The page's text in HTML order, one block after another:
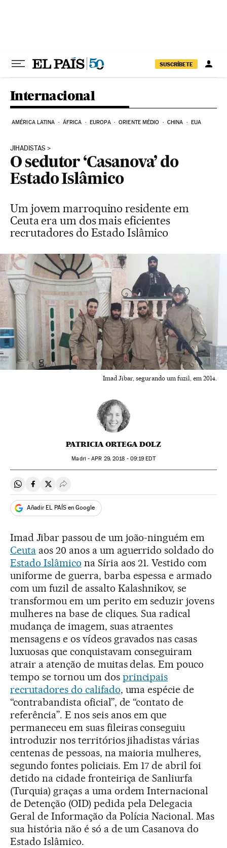
SUSCRÍBETE
Internacional
AMÉRICA LATINA ÁFRICA EUROPA ORIENTE MÉDIO CHINA EUA
JIHADISTAS
O sedutor ‘Casanova’ do
Estado Islâmico
Um jovem marroquino residente em
Ceuta era um dos mais eficientes
recrutadores do Estado Islâmico
Imad Jibar, segurando um fuzil, em 2014.
PATRICIA ORTEGA DOLZ
Madri -APR 29, 2018 - 09:19 EDT
Compartir en Whatsapp
Compartir en Facebook
Compartir en Twitter
Desplegar Redes Sociales
Añadir EL PAÍS en Google
Imad Jibar passou de um joão-ninguém em
Ceutaaos 20 anos a um aguerrido soldado do
Estado Islâmico na Síria aos 21. Vestido com
uniforme de guerra, barba espessa e armado
com um fuzil de assalto Kalashnikov, se
transformou em um perito em seduzir jovens
mulheres na base de cliques. Sua radical
mudança de imagem, suas atraentes
mensagens e os vídeos gravados nas casas
luxuosas que conquistavam conseguiram
atrair a atenção de muitas delas. Em pouco
tempo se tornou um dos principais
recrutadores do califado, uma espécie de
“contrabandista oficial”, de “contato de
referência”. E nos seis anos em que
permaneceu em suas fileiras conseguiu
introduzir nos territórios jihadistas várias
centenas de pessoas, na maioria mulheres,
segundo fontes policiais. Em 17 de abril foi
detido na cidade fronteiriça de Sanliurfa
(Turquia) graças a uma ordem Internacional
de Detenção (OID) pedida pela Delegacia
Geral de Informação da Polícia Nacional. Mas
sua história não é só a de um Casanova do
Estado Islâmico.